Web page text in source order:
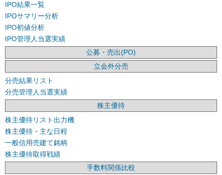
IPO結果一覧
IPOサマリー分析
IPO初値分析
IPO管理人当選実績
公募・売出(PO)
立会外分売
分売結果リスト
分売管理人当選実績
株主優待
株主優待リスト出力機
株主優待・主な日程
一般信用売建て銘柄
株主優待取得戦績
手数料関係比較